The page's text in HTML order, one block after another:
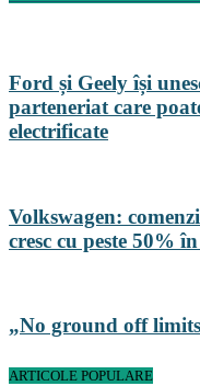
Ford și Geely își
parteneriat care
electrificate
Volkswagen:
cresc cu peste 50%
„No ground off
ARTICOLE POPULARE